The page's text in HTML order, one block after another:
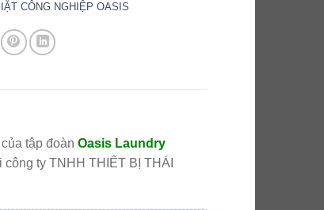
CÔNG NGHIỆP OASIS
tập đoàn Oasis Laundry
ty TNHH THIẾT BỊ THÁI